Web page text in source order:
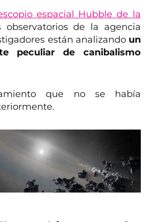
espacial Hubble de la
observatorios de la agencia
están analizandoun
peculiar de canibalismo
que no se había